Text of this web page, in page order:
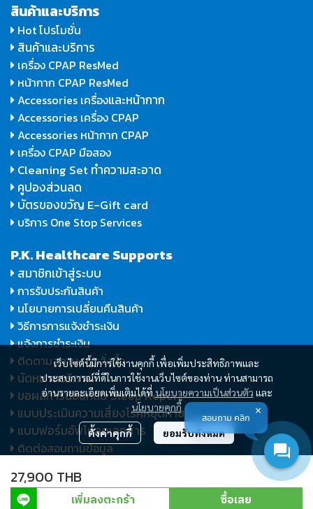
27,900 THB
เพิ่มลงตะกร้า ซื้อเลย
เว็บไซต์นี้มีการใช้งานคุกกี้ เพื่อเพิ่มประสิทธิภาพและ
ประสบการณ์ที่ดีในการใช้งานเว็บไซต์ของท่าน ท่านสามารถ
อ่านรายละเอียดเพิ่มเติมได้ที่นโยบายความเป็นส่วนตัว และ
นโยบายคุกกี้
ตั้งค่าคุกกี้ ยอมรับทั้งหมด
สินค้าและบริการ
Hot โปรโมชั่น
สินค้าและบริการ
เครื่อง CPAP ResMed
หน้ากาก CPAP ResMed
Accessories เครื่องและหน้ากาก
Accessories เครื่อง CPAP
Accessories หน้ากาก CPAP
เครื่อง CPAP มือสอง
Cleaning Set ทำความสะอาด
คูปองส่วนลด
บัตรของขวัญ E-Gift card
บริการ One Stop Services
P.K. Healthcare Supports
สมาชิกเข้าสู่ระบบ
การรับประกันสินค้า
นโยบายการเปลี่ยนคืนสินค้า
วิธีการการแจ้งชำระเงิน
แจ้งการชำระเงิน
ติดตามสถานะการสั่งซื้อ
นัดหมายบริการ
ขอผลการนอนหลับ Sleep Report
แบบประเมินความเสี่ยงโรคหยุดหายใจ
แบบฟอร์มอัพโหลดเอกสาร
ติดต่อสอบถามข้อมูล
©Copyright P.K. Healthcare and Medical Co., Ltd., 2026. All
สอบถาม คลิก